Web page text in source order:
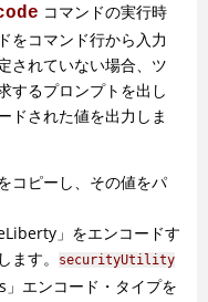
コマンドの実行時
をコマンド行から入力
されていない場合、ツ
するプロンプトを出し
ドされた値を出力しま
コピーし、その値をパ
」をエンコードす
す。
securityUtility
」エンコード・タイプを